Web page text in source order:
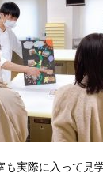
実際に入って見